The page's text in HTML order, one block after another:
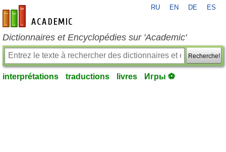
fr-academic.com
RU EN DE ES
Dictionnaires et Encyclopédies sur 'Academic'
Recherche!
interprétations traductions livres Игры ⚽